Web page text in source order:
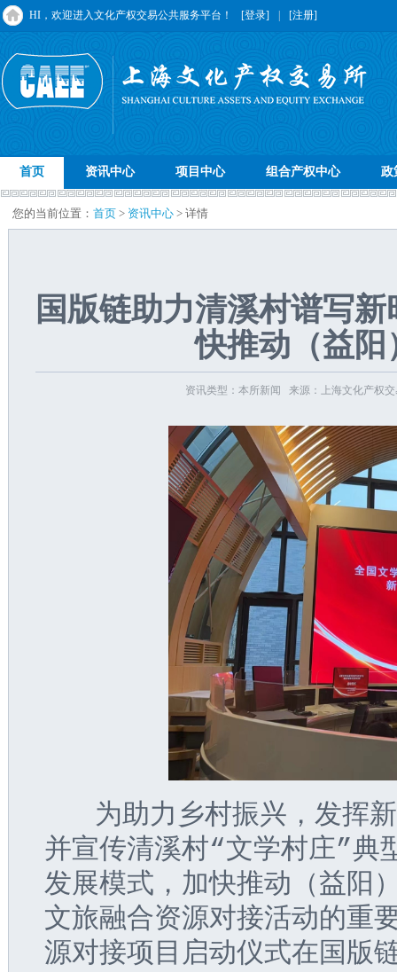
HI，欢迎进入文化产权交易公共服务平台！ [登录] [注册]
首页 资讯中心 项目中心 组合产权中心 政
您的当前位置： 首页 > 资讯中心 > 详情
国版链助力清溪村谱写
快推动（益
资讯类型：本所新闻 来源：上海文化产权
为助力乡村振兴，发挥新
并宣传清溪村“文学村庄”典
发展模式，加快推动（益阳
文旅融合资源对接活动的重
源对接项目启动仪式在国版